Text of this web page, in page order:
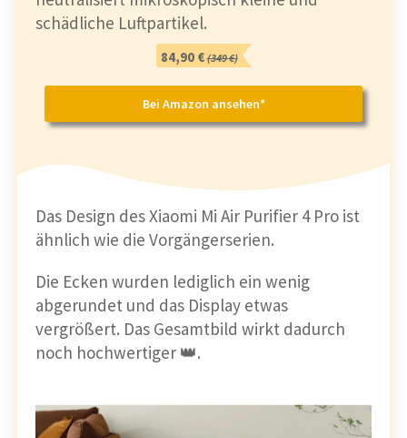
schädliche Luftpartikel.
84,90 €(349 €)
Bei Amazon ansehen*
Das Design des Xiaomi Mi Air Purifier 4 Pro ist
ähnlich wie die Vorgängerserien.
Die Ecken wurden lediglich ein wenig
abgerundet und das Display etwas
vergrößert. Das Gesamtbild wirkt dadurch
noch hochwertiger 👑.